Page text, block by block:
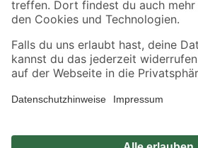
Alle Preisangaben in EUR inkl. gesetzl. MwSt.. Die
Umständen nicht in allen Märkten verfügbar. Die
Produkte nur solange der Vorrat reicht.
*Paketversand ab 59 € versandkostenfrei, gilt nicht für
Privatsphäre Impressum